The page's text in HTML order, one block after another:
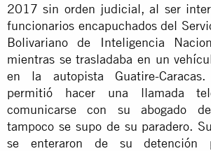
2017 sin orden judicial, al ser
funcionarios encapuchados del
Bolivariano de Inteligencia
mientras se trasladaba en un
en la autopista Guatire-
permitió hacer una llamada
comunicarse con su abogado
tampoco se supo de su paradero.
se enteraron de su detención